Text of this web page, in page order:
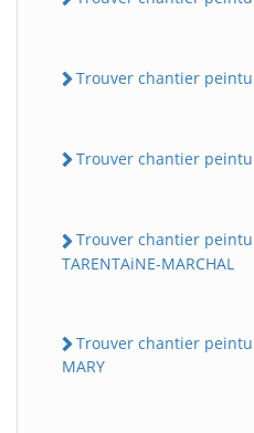
Trouver chantier
Trouver chantier
Trouver chantier
TARENTAiNE-MARCHAL
Trouver chantier
MARY